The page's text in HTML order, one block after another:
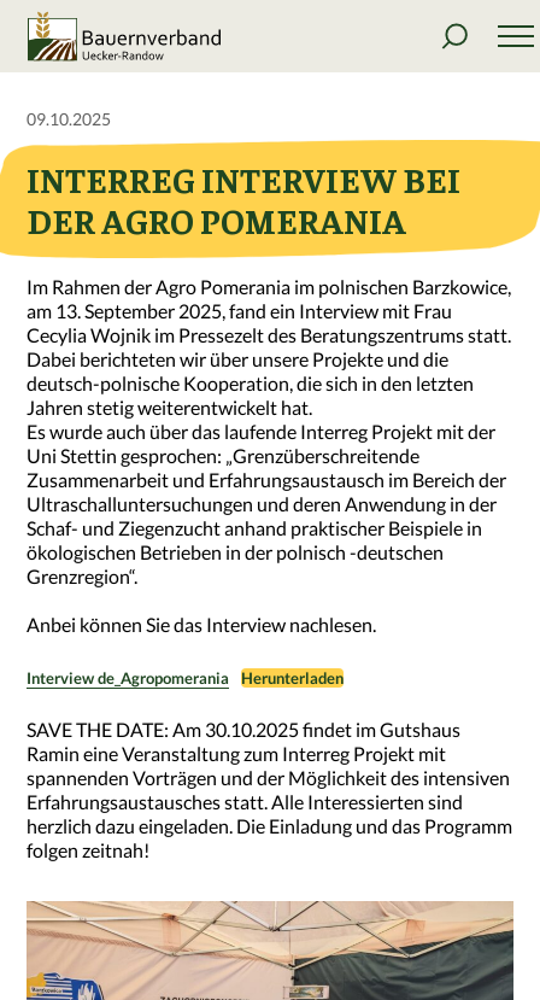
09.10.2025
INTERREG INTERVIEW BEI
DER AGRO POMERANIA
Im Rahmen der Agro Pomerania im polnischen Barzkowice,
am 13. September 2025, fand ein Interview mit Frau
Cecylia Wojnik im Pressezelt des Beratungszentrums statt.
Dabei berichteten wir über unsere Projekte und die
deutsch-polnische Kooperation, die sich in den letzten
Jahren stetig weiterentwickelt hat.
Es wurde auch über das laufende Interreg Projekt mit der
Uni Stettin gesprochen: „Grenzüberschreitende
Zusammenarbeit und Erfahrungsaustausch im Bereich der
Ultraschalluntersuchungen und deren Anwendung in der
Schaf- und Ziegenzucht anhand praktischer Beispiele in
ökologischen Betrieben in der polnisch -deutschen
Grenzregion“.
Anbei können Sie das Interview nachlesen.
Interview de_Agropomerania Herunterladen
SAVE THE DATE: Am 30.10.2025 findet im Gutshaus
Ramin eine Veranstaltung zum Interreg Projekt mit
spannenden Vorträgen und der Möglichkeit des intensiven
Erfahrungsaustausches statt. Alle Interessierten sind
herzlich dazu eingeladen. Die Einladung und das Programm
folgen zeitnah!